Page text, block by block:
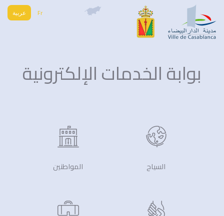
Fr عربية
بوابة الخدمات الإلكترونية
المواطنين السياح